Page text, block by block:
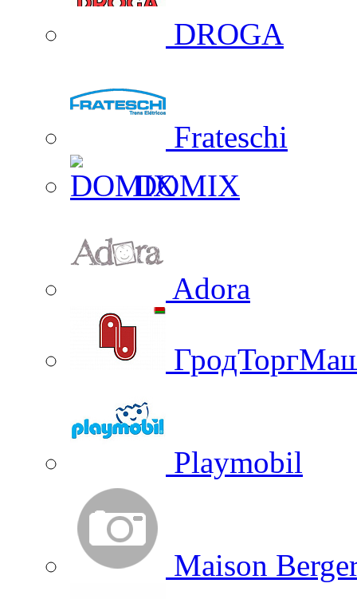
DROGA
Frateschi
DOMIX
Adora
Playmobil
Maison